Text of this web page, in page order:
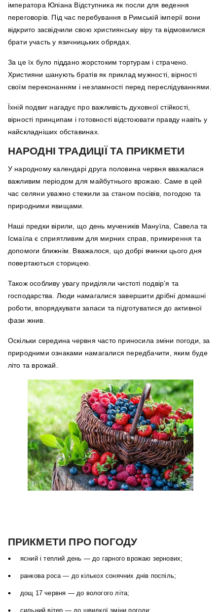
імператора Юліана Відступника як посли для ведення
переговорів. Під час перебування в Римській імперії вони
відкрито засвідчили свою християнську віру та відмовилися
брати участь у язичницьких обрядах.
За це їх було піддано жорстоким тортурам і страчено.
Християни шанують братів як приклад мужності, вірності
своїм переконанням і незламності перед переслідуваннями.
Їхній подвиг нагадує про важливість духовної стійкості,
вірності принципам і готовності відстоювати правду навіть у
найскладніших обставинах.
НАРОДНІ ТРАДИЦІЇ ТА ПРИКМЕТИ
У народному календарі друга половина червня вважалася
важливим періодом для майбутнього врожаю. Саме в цей
час селяни уважно стежили за станом посівів, погодою та
природними явищами.
Наші предки вірили, що день мучеників Мануїла, Савела та
Ісмаїла є сприятливим для мирних справ, примирення та
допомоги ближнім. Вважалося, що добрі вчинки цього дня
повертаються сторицею.
Також особливу увагу приділяли чистоті подвір’я та
господарства. Люди намагалися завершити дрібні домашні
роботи, впорядкувати запаси та підготуватися до активної
фази жнив.
Оскільки середина червня часто приносила зміни погоди, за
природними ознаками намагалися передбачити, яким буде
літо та врожай.
ПРИКМЕТИ ПРО ПОГОДУ
ясний і теплий день — до гарного врожаю зернових;
ранкова роса — до кількох сонячних днів поспіль;
дощ 17 червня — до вологого літа;
сильний вітер — до швидкої зміни погоди;